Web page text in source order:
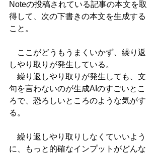
Noteの投稿されている記事の本文を取
得して、次の下書きの本文を生成する
こと。
ここがどうもうまくいかず、繰り返
しやり取りが発生している。
繰り返しやり取りが発生しても、文
句を言わないのが生成AIのすごいとこ
ろで、恐ろしいところのような気がす
る。
繰り返しやり取りしなくていいよう
に、もっと的確なインプットがどんな